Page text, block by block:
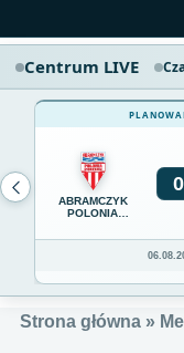
Centrum LIVE
ABRAMCZYK
POLONIA
0
Strona główna »